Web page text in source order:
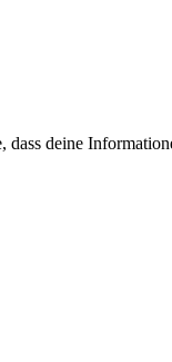
deine